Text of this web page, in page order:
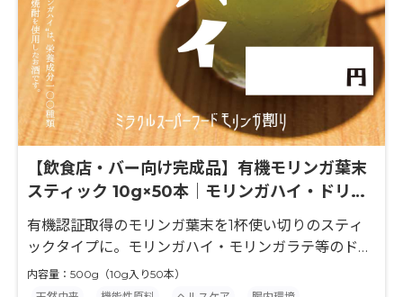
【飲食店・バー向け完成品】有機モリンガ葉末
スティック 10g×50本｜モリンガハイ・ドリン
ク用途
有機認証取得のモリンガ葉末を1杯使い切りのスティ
ックタイプに。モリンガハイ・モリンガラテ等のドリ
ンクメニューにそのまま使える完成品。飲食店・ホテ
ル・カフェでの採用に最適。
内容量：500g（10g入り50本）